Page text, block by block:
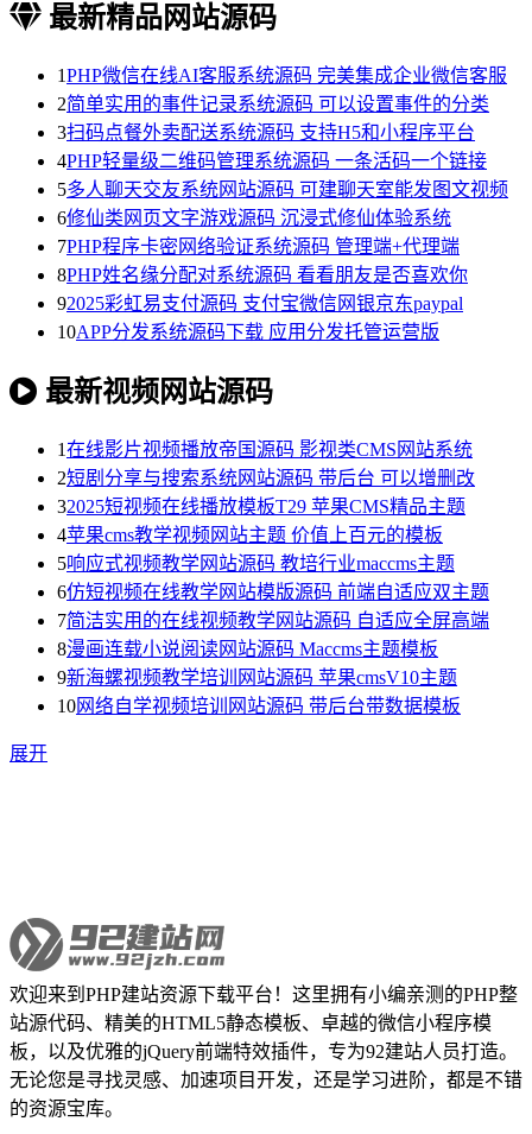
最新精品网站源码
1PHP微信在线AI客服系统源码 完美集成企业微信客服
2简单实用的事件记录系统源码 可以设置事件的分类
3扫码点餐外卖配送系统源码 支持H5和小程序平台
4PHP轻量级二维码管理系统源码 一条活码一个链接
5多人聊天交友系统网站源码 可建聊天室能发图文视频
6修仙类网页文字游戏源码 沉浸式修仙体验系统
7PHP程序卡密网络验证系统源码 管理端+代理端
8PHP姓名缘分配对系统源码 看看朋友是否喜欢你
92025彩虹易支付源码 支付宝微信网银京东paypal
10APP分发系统源码下载 应用分发托管运营版
最新视频网站源码
1在线影片视频播放帝国源码 影视类CMS网站系统
2短剧分享与搜索系统网站源码 带后台 可以增删改
32025短视频在线播放模板T29 苹果CMS精品主题
4苹果cms教学视频网站主题 价值上百元的模板
5响应式视频教学网站源码 教培行业maccms主题
6仿短视频在线教学网站模版源码 前端自适应双主题
7简洁实用的在线视频教学网站源码 自适应全屏高端
8漫画连载小说阅读网站源码 Maccms主题模板
9新海螺视频教学培训网站源码 苹果cmsV10主题
10网络自学视频培训网站源码 带后台带数据模板
展开
欢迎来到PHP建站资源下载平台！这里拥有小编亲测的PHP整
站源代码、精美的HTML5静态模板、卓越的微信小程序模
板，以及优雅的jQuery前端特效插件，专为92建站人员打造。
无论您是寻找灵感、加速项目开发，还是学习进阶，都是不错
的资源宝库。